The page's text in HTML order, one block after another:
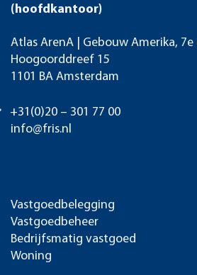
(hoofdkantoor)
Atlas ArenA | Gebouw Amerika,
Hoogoorddreef 15
1101 BA Amsterdam
+31(0)20 – 301 77 00
info@fris.nl
Vastgoedbelegging
Vastgoedbeheer
Bedrijfsmatig vastgoed
Woning